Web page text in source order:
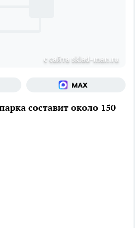
с сайта sklad-man.ru
составит около 150